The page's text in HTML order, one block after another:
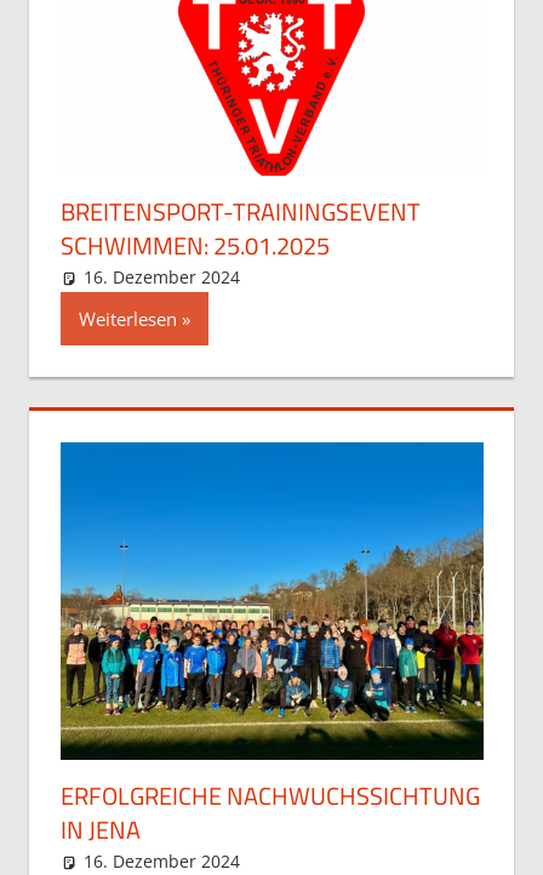
BREITENSPORT-TRAININGSEVENT
SCHWIMMEN: 25.01.2025
16. Dezember 2024
Weiterlesen
ERFOLGREICHE NACHWUCHSSICHTUNG
IN JENA
16. Dezember 2024